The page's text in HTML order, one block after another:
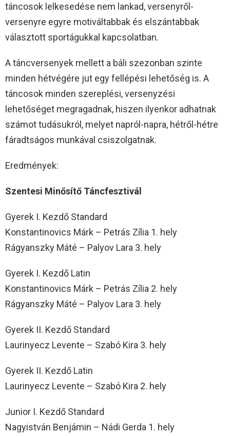
táncosok lelkesedése nem lankad, versenyről-
versenyre egyre motiváltabbak és elszántabbak
választott sportágukkal kapcsolatban.
A táncversenyek mellett a báli szezonban szinte
minden hétvégére jut egy fellépési lehetőség is. A
táncosok minden szereplési, versenyzési
lehetőséget megragadnak, hiszen ilyenkor adhatnak
számot tudásukról, melyet napról-napra, hétről-hétre
fáradtságos munkával csiszolgatnak.
Eredmények:
Szentesi Minősítő Táncfesztivál
Gyerek I. Kezdő Standard
Konstantinovics Márk – Petrás Zília 1. hely
Rágyanszky Máté – Palyov Lara 3. hely
Gyerek I. Kezdő Latin
Konstantinovics Márk – Petrás Zília 2. hely
Rágyanszky Máté – Palyov Lara 3. hely
Gyerek II. Kezdő Standard
Laurinyecz Levente – Szabó Kira 3. hely
Gyerek II. Kezdő Latin
Laurinyecz Levente – Szabó Kira 2. hely
Junior I. Kezdő Standard
Nagyistván Benjámin – Nádi Gerda 1. hely